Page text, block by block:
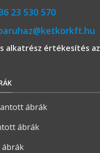
23 530 570
alkatrész értékesítés az
ábrák
ábrák